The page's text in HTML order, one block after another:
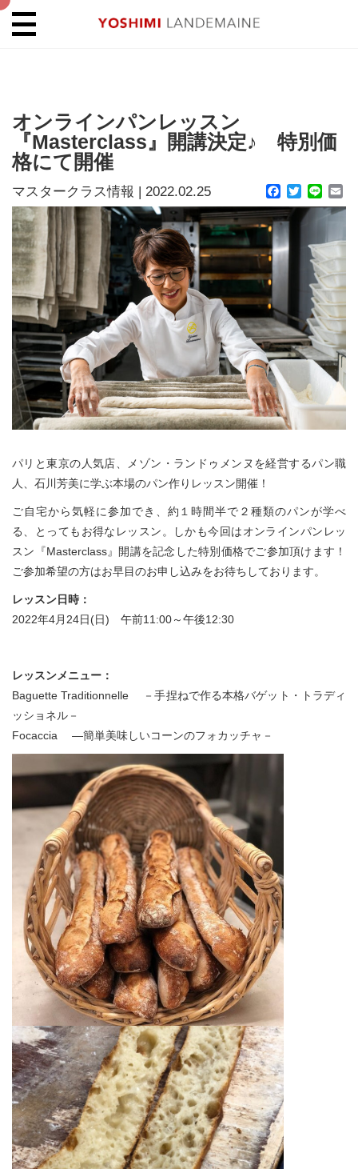
オンラインパンレッスン
『Masterclass』開講決定♪ 特別価
格にて開催
マスタークラス情報 | 2022.02.25 Facebook
Twitter
Line
パリと東京の人気店、メゾン・ランドゥメンヌを経営するパン職
人、石川芳美に学ぶ本場のパン作りレッスン開催！
ご自宅から気軽に参加でき、約１時間半で２種類のパンが学べ
る、とってもお得なレッスン。しかも今回はオンラインパンレッ
スン『Masterclass』開講を記念した特別価格でご参加頂けます！
ご参加希望の方はお早目のお申し込みをお待ちしております。
レッスン日時：
2022年4月24日(日) 午前11:00～午後12:30
レッスンメニュー：
Baguette Traditionnelle －手捏ねで作る本格バゲット・トラディ
ッショネル－
Focaccia ―簡単美味しいコーンのフォカッチャ－